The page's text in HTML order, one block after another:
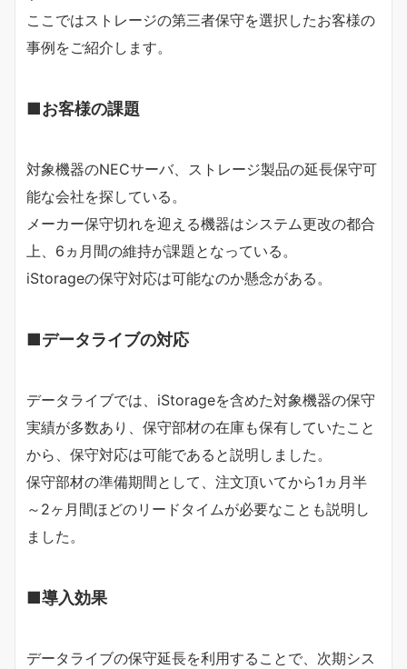
ここではストレージの第三者保守を選択したお客様の
事例をご紹介します。
■お客様の課題
対象機器のNECサーバ、ストレージ製品の延長保守可
能な会社を探している。
メーカー保守切れを迎える機器はシステム更改の都合
上、6ヵ月間の維持が課題となっている。
iStorageの保守対応は可能なのか懸念がある。
■データライブの対応
データライブでは、iStorageを含めた対象機器の保守
実績が多数あり、保守部材の在庫も保有していたこと
から、保守対応は可能であると説明しました。
保守部材の準備期間として、注文頂いてから1ヵ月半
～2ヶ月間ほどのリードタイムが必要なことも説明し
ました。
■導入効果
データライブの保守延長を利用することで、次期シス